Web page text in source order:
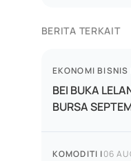
BERITA TERKAIT
EKONOMI BISNIS
BEI BUKA
BURSA
KOMODITI |06